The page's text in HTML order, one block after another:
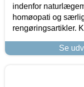
indenfor
homøopati og
rengøringsartikler.
Se